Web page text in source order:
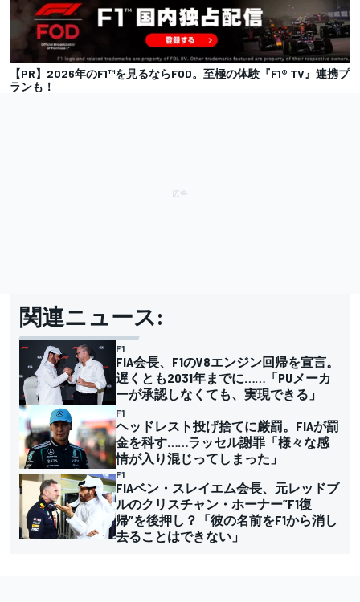
【PR】2026年のF1™︎を見るならFOD。至極の体験『F1® TV』連携プ
ランも！
関連ニュース:
F1
FIA会長、F1のV8エンジン回帰を宣言。
遅くとも2031年までに……「PUメーカ
ーが承認しなくても、実現できる」
F1
ヘッドレスト投げ捨てに厳罰。FIAが罰
金を科す……ラッセル謝罪「様々な感
情が入り混じってしまった」
F1
FIAベン・スレイエム会長、元レッドブ
ルのクリスチャン・ホーナー”F1復
帰”を後押し？「彼の名前をF1から消し
去ることはできない」